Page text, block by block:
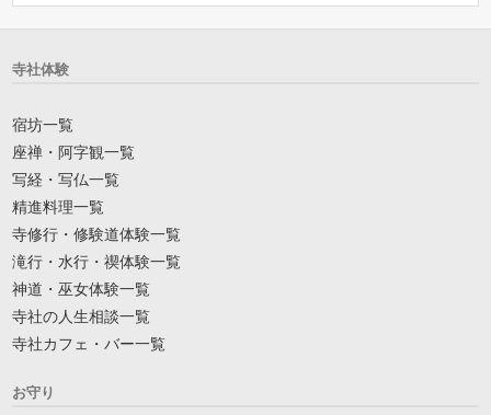
寺社体験
宿坊一覧
座禅・阿字観一覧
写経・写仏一覧
精進料理一覧
寺修行・修験道体験一覧
滝行・水行・禊体験一覧
神道・巫女体験一覧
寺社の人生相談一覧
寺社カフェ・バー一覧
お守り